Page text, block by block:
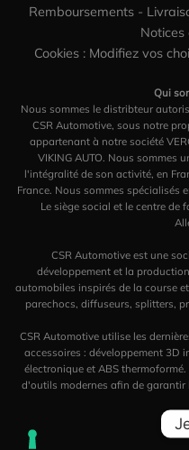
Remboursements-
Cookies : Modifiez vos
Qui
Nous sommes le distribteur
CSR Automotive, sous notre
appartenant à notre société
VIKING AUTO. Nous sommes
l'intégralité de son activité, en
France. Nous sommes spécialisés
Le siège social et le centre de
CSR Automotive est une
développement et la
automobiles inspirés de la course
parechocs, diffuseurs, splitters,
CSR Automotive utilise les
accessoires : développement 3D
électronique et ABS
d'outils modernes afin de